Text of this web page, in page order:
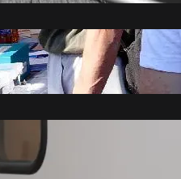
Studenti u blokadi
građanima po Srbiji od
avgusta – Društvo
avgust 7, 2026